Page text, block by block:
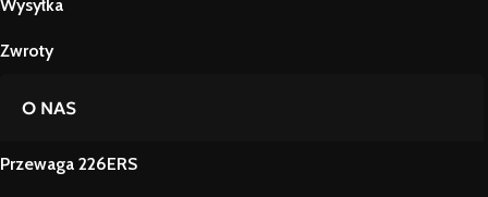
Wysyłka
Zwroty
O NAS
Przewaga 226ERS